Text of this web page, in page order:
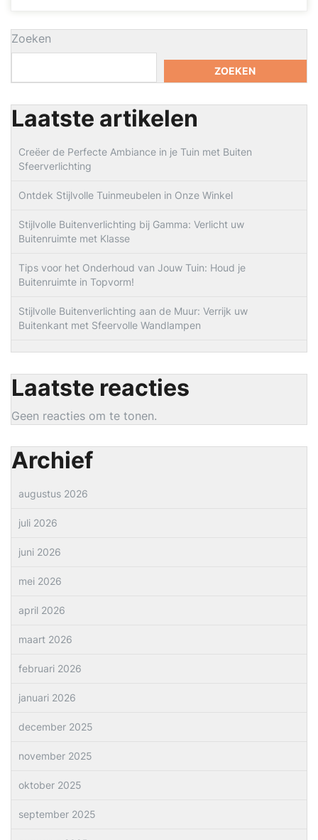
Zoeken
ZOEKEN
Laatste artikelen
Creëer de Perfecte Ambiance in je Tuin met Buiten
Sfeerverlichting
Ontdek Stijlvolle Tuinmeubelen in Onze Winkel
Stijlvolle Buitenverlichting bij Gamma: Verlicht uw
Buitenruimte met Klasse
Tips voor het Onderhoud van Jouw Tuin: Houd je
Buitenruimte in Topvorm!
Stijlvolle Buitenverlichting aan de Muur: Verrijk uw
Buitenkant met Sfeervolle Wandlampen
Laatste reacties
Geen reacties om te tonen.
Archief
augustus 2026
juli 2026
juni 2026
mei 2026
april 2026
maart 2026
februari 2026
januari 2026
december 2025
november 2025
oktober 2025
september 2025